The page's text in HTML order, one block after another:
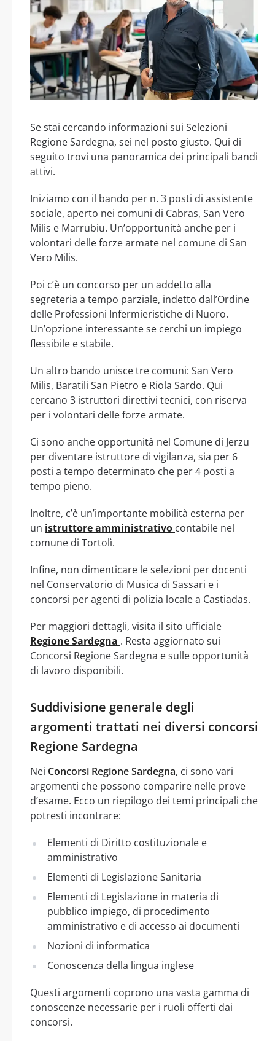
Se stai cercando informazioni sui Selezioni
Regione Sardegna, sei nel posto giusto. Qui di
seguito trovi una panoramica dei principali bandi
attivi.
Iniziamo con il bando per n. 3 posti di assistente
sociale, aperto nei comuni di Cabras, San Vero
Milis e Marrubiu. Un’opportunità anche per i
volontari delle forze armate nel comune di San
Vero Milis.
Poi c’è un concorso per un addetto alla
segreteria a tempo parziale, indetto dall’Ordine
delle Professioni Infermieristiche di Nuoro.
Un’opzione interessante se cerchi un impiego
flessibile e stabile.
Un altro bando unisce tre comuni: San Vero
Milis, Baratili San Pietro e Riola Sardo. Qui
cercano 3 istruttori direttivi tecnici, con riserva
per i volontari delle forze armate.
Ci sono anche opportunità nel Comune di Jerzu
per diventare istruttore di vigilanza, sia per 6
posti a tempo determinato che per 4 posti a
tempo pieno.
Inoltre, c’è un’importante mobilità esterna per
un istruttore amministrativo contabile nel
comune di Tortolì.
Infine, non dimenticare le selezioni per docenti
nel Conservatorio di Musica di Sassari e i
concorsi per agenti di polizia locale a Castiadas.
Per maggiori dettagli, visita il sito ufficiale
Regione Sardegna . Resta aggiornato sui
Concorsi Regione Sardegna e sulle opportunità
di lavoro disponibili.
Suddivisione generale degli
argomenti trattati nei diversi concorsi
Regione Sardegna
Nei Concorsi Regione Sardegna, ci sono vari
argomenti che possono comparire nelle prove
d’esame. Ecco un riepilogo dei temi principali che
potresti incontrare:
Elementi di Diritto costituzionale e
amministrativo
Elementi di Legislazione Sanitaria
Elementi di Legislazione in materia di
pubblico impiego, di procedimento
amministrativo e di accesso ai documenti
Nozioni di informatica
Conoscenza della lingua inglese
Questi argomenti coprono una vasta gamma di
conoscenze necessarie per i ruoli offerti dai
concorsi.